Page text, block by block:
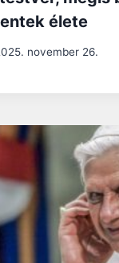
élete
november 26.